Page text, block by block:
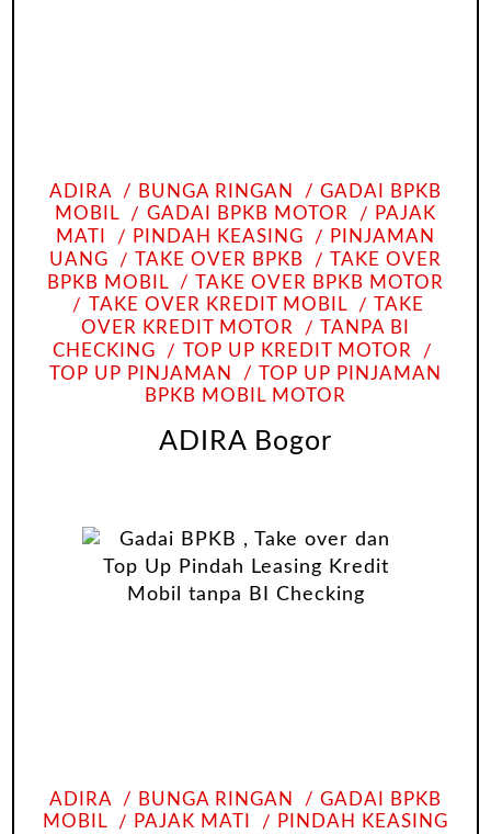
ADIRA BUNGA RINGAN
GADAI BPKB
MOBIL
GADAI BPKB MOTOR
PAJAK
MATI
PINDAH KEASING
PINJAMAN
UANG
TAKE OVER BPKB
TAKE OVER
BPKB MOBIL
TAKE OVER BPKB MOTOR
TAKE OVER KREDIT MOBIL
TAKE
OVER KREDIT MOTOR
TANPA BI
CHECKING
TOP UP KREDIT MOTOR
TOP UP PINJAMAN
TOP UP PINJAMAN
BPKB MOBIL MOTOR
ADIRA Bogor
ADIRA BUNGA RINGAN
GADAI BPKB
MOBIL
PAJAK MATI PINDAH KEASING